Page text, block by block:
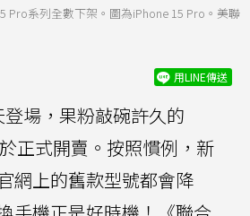
Pro系列全數下架。圖為iPhone 15 Pro。美聯
用LINE傳送
登場，果粉敲碗許久的
正式開賣。按照慣例，新
網上的舊款型號都會降